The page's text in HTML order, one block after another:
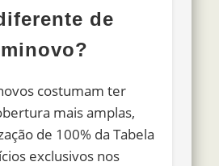
de
costumam ter
mais amplas,
de 100% da Tabela
exclusivos nos